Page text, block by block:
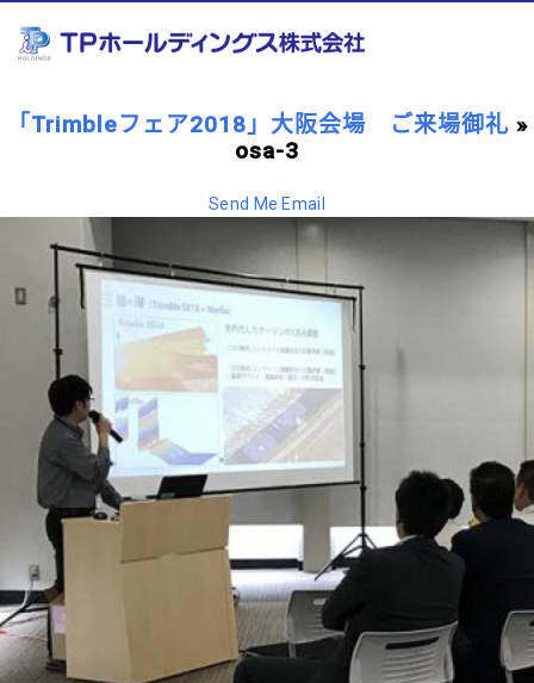
「Trimbleフェア2018」大阪会場 ご来場御礼 »
osa-3
Send Me Email